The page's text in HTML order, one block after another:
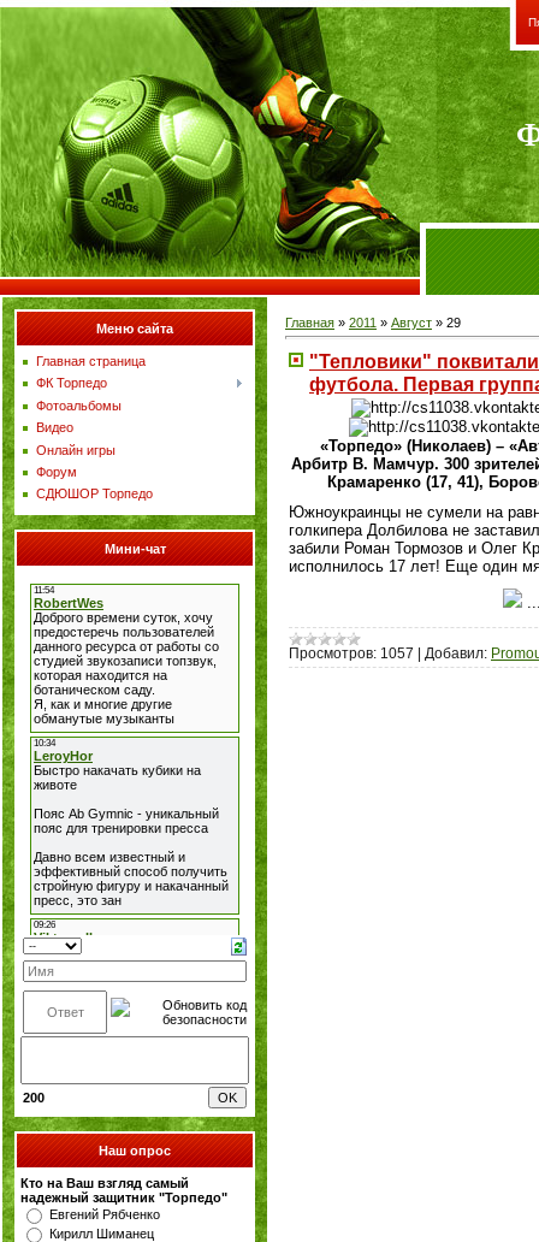
Меню сайта
Главная страница
ФК Торпедо
Фотоальбомы
Видео
Онлайн игры
Форум
СДЮШОР Торпедо
Мини-чат
200
Наш опрос
Кто на Ваш взгляд самый
надежный защитник "Торпедо"
Евгений Рябченко
Кирилл Шиманец
Главная » 2011 » Август » 29
"Тепловики"
футбола. Первая
«Торпедо» (Николаев) –
Арбитр В. Мамчур. 300
Крамаренко (17, 41),
Южноукраинцы не сумели на
голкипера Долбилова не
забили Роман Тормозов и Олег
исполнилось 17 лет! Еще один
Просмотров: 1057 Добавил: